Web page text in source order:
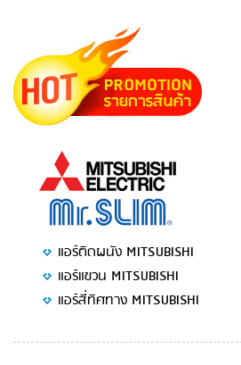
แอร์ติดผนัง MITSUBISHI
แอร์แขวน MITSUBISHI
แอร์สี่ทิศทาง MITSUBISHI